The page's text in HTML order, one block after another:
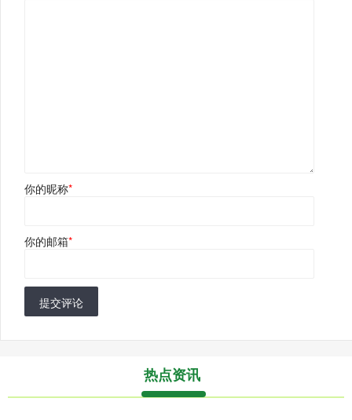
你的昵称*
你的邮箱*
提交评论
热点资讯